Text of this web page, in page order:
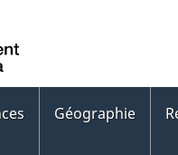
CanadaGéographie